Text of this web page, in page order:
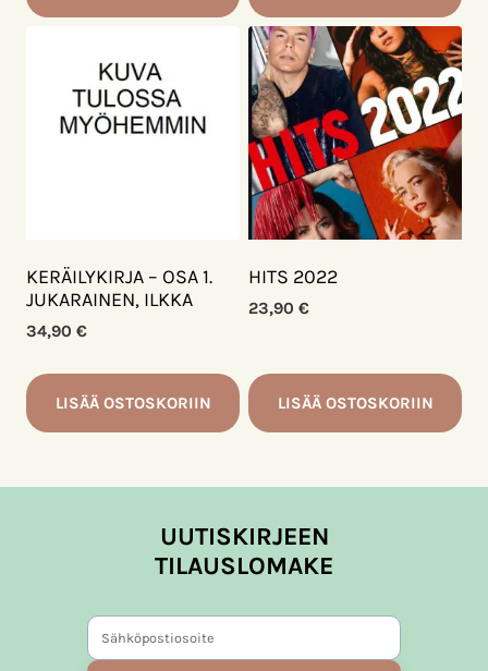
KERÄILYKIRJA – OSA 1.
JUKARAINEN, ILKKA
34,90 €
LISÄÄ OSTOSKORIIN
HITS 2022
23,90 €
LISÄÄ OSTOSKORIIN
UUTISKIRJEEN
TILAUSLOMAKE